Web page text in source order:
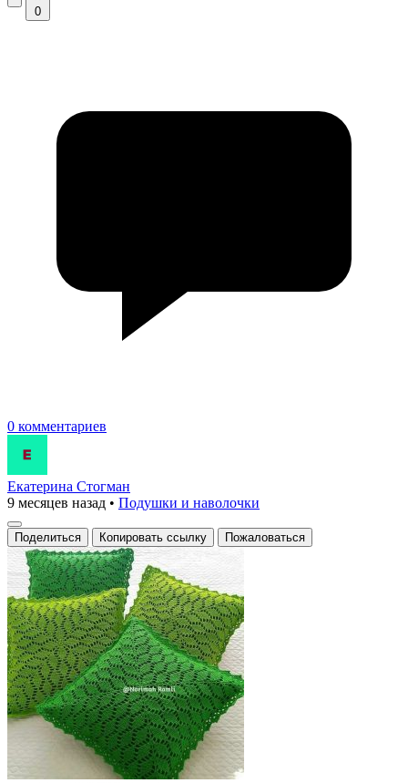
0
0 комментариев
Екатерина Стогман
9 месяцев назад • Подушки и наволочки
Поделиться Копировать ссылку Пожаловаться